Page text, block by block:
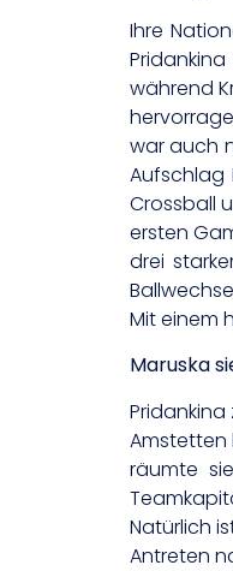
Ihre
während
war auch
Aufschlag
Crossball
ersten
drei
Mit einem
Maruska
Amstetten
räumte
Natürlich
Antreten